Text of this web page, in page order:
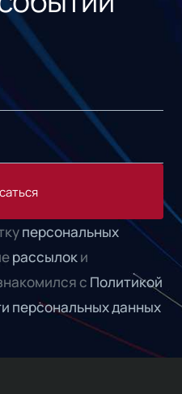
персональных
рассылоки
с Политикой
персональных данных